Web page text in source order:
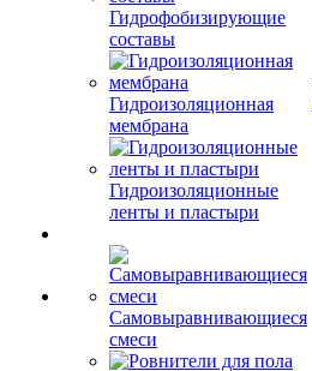
Гидрофобизирующие
составы
Гидроизоляционная
мембрана
Гидроизоляционные
ленты и пластыри
Самовыравнивающиеся
смеси